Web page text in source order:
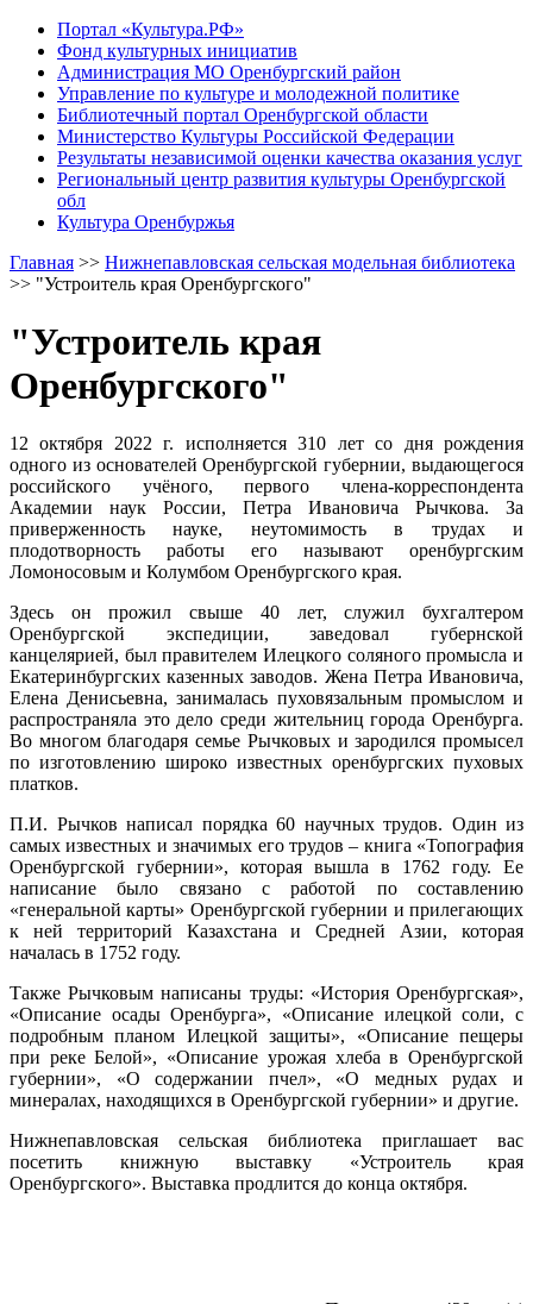
Портал «Культура.РФ»
Фонд культурных инициатив
Администрация МО Оренбургский район
Управление по культуре и молодежной политике
Библиотечный портал Оренбургской области
Министерство Культуры Российской Федерации
Результаты независимой оценки качества оказания услуг
Региональный центр развития культуры Оренбургской
обл
Культура Оренбуржья
Главная >> Нижнепавловская сельская модельная библиотека
>> "Устроитель края Оренбургского"
"Устроитель края
Оренбургского"
12 октября 2022 г. исполняется 310 лет со дня рождения
одного из основателей Оренбургской губернии, выдающегося
российского учёного, первого члена-корреспондента
Академии наук России, Петра Ивановича Рычкова. За
приверженность науке, неутомимость в трудах и
плодотворность работы его называют оренбургским
Ломоносовым и Колумбом Оренбургского края.
Здесь он прожил свыше 40 лет, служил бухгалтером
Оренбургской экспедиции, заведовал губернской
канцелярией, был правителем Илецкого соляного промысла и
Екатеринбургских казенных заводов. Жена Петра Ивановича,
Елена Денисьевна, занималась пуховязальным промыслом и
распространяла это дело среди жительниц города Оренбурга.
Во многом благодаря семье Рычковых и зародился промысел
по изготовлению широко известных оренбургских пуховых
платков.
П.И. Рычков написал порядка 60 научных трудов. Один из
самых известных и значимых его трудов – книга «Топография
Оренбургской губернии», которая вышла в 1762 году. Ее
написание было связано с работой по составлению
«генеральной карты» Оренбургской губернии и прилегающих
к ней территорий Казахстана и Средней Азии, которая
началась в 1752 году.
Также Рычковым написаны труды: «История Оренбургская»,
«Описание осады Оренбурга», «Описание илецкой соли, с
подробным планом Илецкой защиты», «Описание пещеры
при реке Белой», «Описание урожая хлеба в Оренбургской
губернии», «О содержании пчел», «О медных рудах и
минералах, находящихся в Оренбургской губернии» и другие.
Нижнепавловская сельская библиотека приглашает вас
посетить книжную выставку «Устроитель края
Оренбургского». Выставка продлится до конца октября.